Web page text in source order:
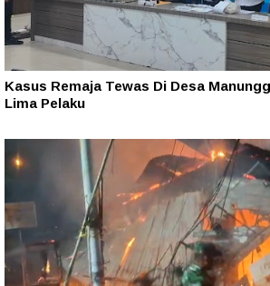
Kasus Remaja Tewas Di Desa
Lima Pelaku